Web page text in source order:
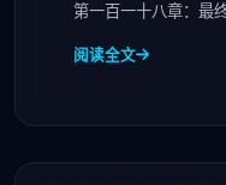
第一百一十八章：最终
阅读全文